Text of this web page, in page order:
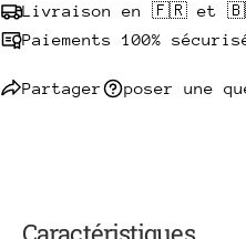
Livraison en 🇫🇷 et
Paiements 100%
Partager poser une